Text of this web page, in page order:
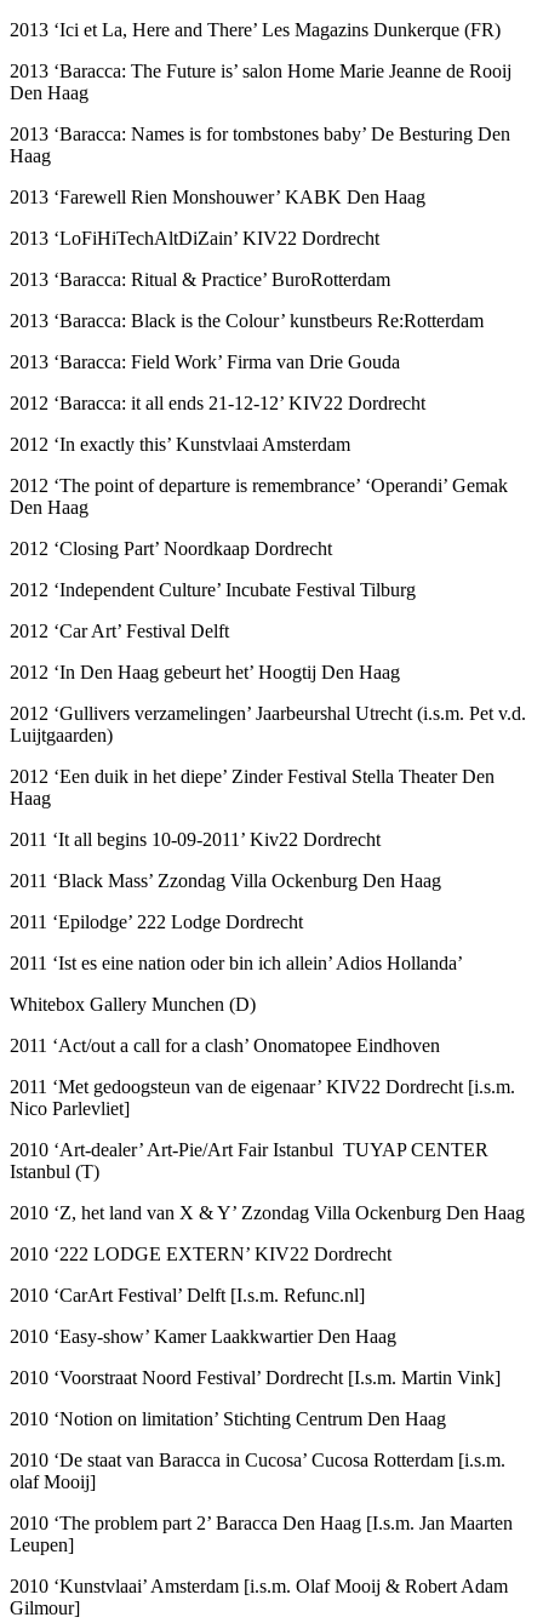
2013 ‘Ici et La, Here and There’ Les Magazins Dunkerque (FR)
2013 ‘Baracca: The Future is’ salon Home Marie Jeanne de Rooij
Den Haag
2013 ‘Baracca: Names is for tombstones baby’ De Besturing Den
Haag
2013 ‘Farewell Rien Monshouwer’ KABK Den Haag
2013 ‘LoFiHiTechAltDiZain’ KIV22 Dordrecht
2013 ‘Baracca: Ritual & Practice’ BuroRotterdam
2013 ‘Baracca: Black is the Colour’ kunstbeurs Re:Rotterdam
2013 ‘Baracca: Field Work’ Firma van Drie Gouda
2012 ‘Baracca: it all ends 21-12-12’ KIV22 Dordrecht
2012 ‘In exactly this’ Kunstvlaai Amsterdam
2012 ‘The point of departure is remembrance’ ‘Operandi’ Gemak
Den Haag
2012 ‘Closing Part’ Noordkaap Dordrecht
2012 ‘Independent Culture’ Incubate Festival Tilburg
2012 ‘Car Art’ Festival Delft
2012 ‘In Den Haag gebeurt het’ Hoogtij Den Haag
2012 ‘Gullivers verzamelingen’ Jaarbeurshal Utrecht (i.s.m. Pet v.d.
Luijtgaarden)
2012 ‘Een duik in het diepe’ Zinder Festival Stella Theater Den
Haag
2011 ‘It all begins 10-09-2011’ Kiv22 Dordrecht
2011 ‘Black Mass’ Zzondag Villa Ockenburg Den Haag
2011 ‘Epilodge’ 222 Lodge Dordrecht
2011 ‘Ist es eine nation oder bin ich allein’ Adios Hollanda’
Whitebox Gallery Munchen (D)
2011 ‘Act/out a call for a clash’ Onomatopee Eindhoven
2011 ‘Met gedoogsteun van de eigenaar’ KIV22 Dordrecht [i.s.m.
Nico Parlevliet]
2010 ‘Art-dealer’ Art-Pie/Art Fair Istanbul TUYAP CENTER
Istanbul (T)
2010 ‘Z, het land van X & Y’ Zzondag Villa Ockenburg Den Haag
2010 ‘222 LODGE EXTERN’ KIV22 Dordrecht
2010 ‘CarArt Festival’ Delft [I.s.m. Refunc.nl]
2010 ‘Easy-show’ Kamer Laakkwartier Den Haag
2010 ‘Voorstraat Noord Festival’ Dordrecht [I.s.m. Martin Vink]
2010 ‘Notion on limitation’ Stichting Centrum Den Haag
2010 ‘De staat van Baracca in Cucosa’ Cucosa Rotterdam [i.s.m.
olaf Mooij]
2010 ‘The problem part 2’ Baracca Den Haag [I.s.m. Jan Maarten
Leupen]
2010 ‘Kunstvlaai’ Amsterdam [i.s.m. Olaf Mooij & Robert Adam
Gilmour]